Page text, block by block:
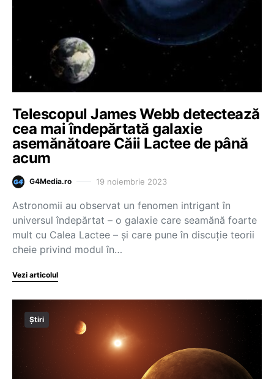
Telescopul James Webb detectează
cea mai îndepărtată galaxie
asemănătoare Căii Lactee de până
acum
G4Media.ro 19 noiembrie 2023
Astronomii au observat un fenomen intrigant în
universul îndepărtat – o galaxie care seamănă foarte
mult cu Calea Lactee – și care pune în discuție teorii
cheie privind modul în…
Vezi articolul
Știri